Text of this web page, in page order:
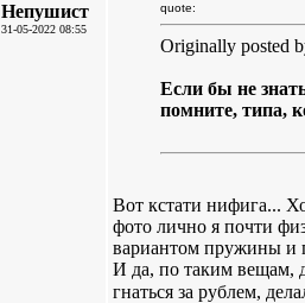
Непушист
31-05-2022 08:55
quote:
Originally posted
Если бы не
помните, типа,
Вот кстати нифига...
фото лично я почти
вариантом пружины и
И да, по таким вещам,
гнаться за рублем,